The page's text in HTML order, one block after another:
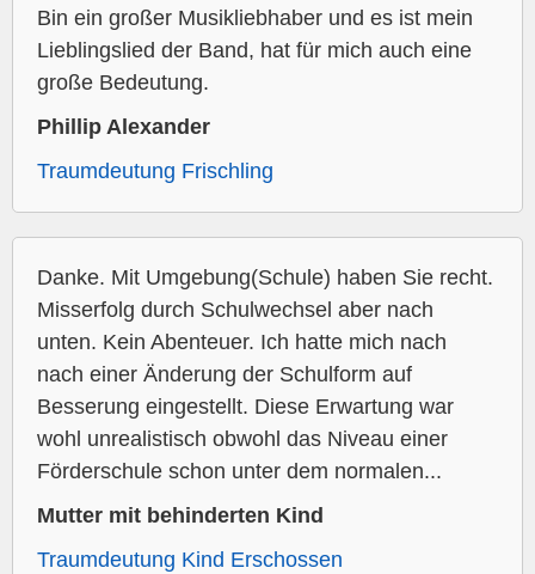
Bin ein großer Musikliebhaber und es ist mein
Lieblingslied der Band, hat für mich auch eine
große Bedeutung.
Phillip Alexander
Traumdeutung Frischling
Danke. Mit Umgebung(Schule) haben Sie recht.
Misserfolg durch Schulwechsel aber nach
unten. Kein Abenteuer. Ich hatte mich nach
nach einer Änderung der Schulform auf
Besserung eingestellt. Diese Erwartung war
wohl unrealistisch obwohl das Niveau einer
Förderschule schon unter dem normalen...
Mutter mit behinderten Kind
Traumdeutung Kind Erschossen